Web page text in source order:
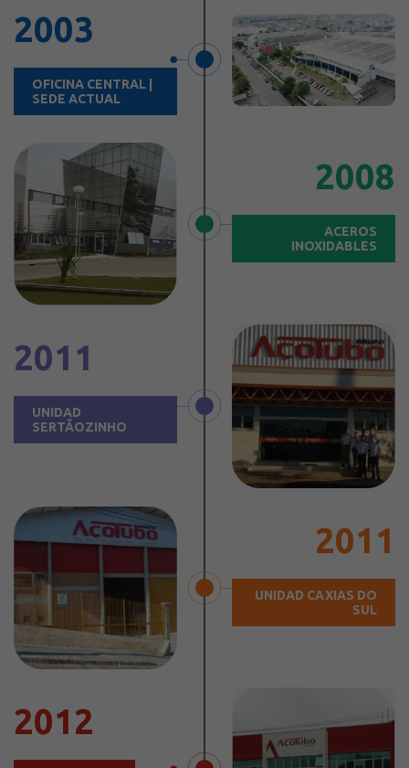
2003
OFICINA CENTRAL |
SEDE ACTUAL
2008
ACEROS
INOXIDABLES
2011
UNIDAD
SERTÃOZINHO
2011
UNIDAD CAXIAS DO
SUL
2012